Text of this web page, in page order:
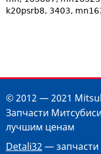
k20psrb8, 3403,
© 2012 — 2021
Запчасти
лучшим ценам
Detali32 — запчасти